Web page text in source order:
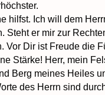
hilfst. Ich will dem
Steht er mir zur
Vor Dir ist Freude die
Stärke! Herr, mein
Berg meines Heiles
des Herrn sind